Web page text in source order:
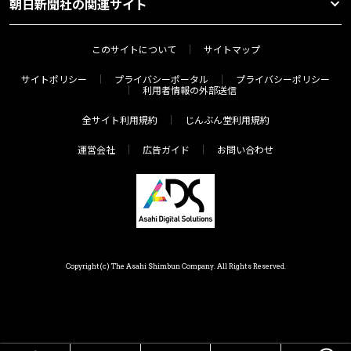
朝日新聞社の関連サイト
このサイトについて サイトマップ
サイトポリシー プライバシーポータル
プライバシーポリシー
利用者情報の外部送信
全サイト利用規約 じんぶん堂利用規約
運営会社 広告ガイド お問い合わせ
Copyright(c) The Asahi Shimbun Company. All Rights Reserved.